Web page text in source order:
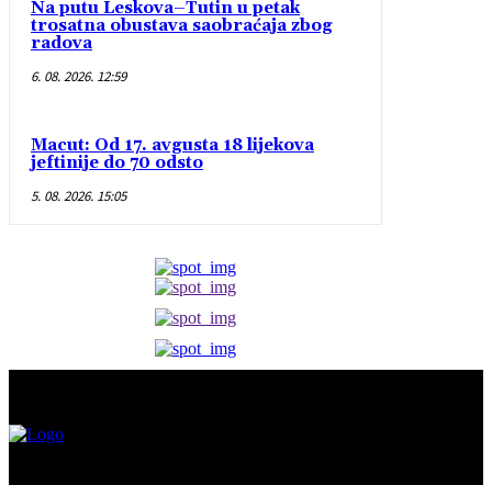
Na putu Leskova–Tutin u petak
trosatna obustava saobraćaja zbog
radova
6. 08. 2026. 12:59
Macut: Od 17. avgusta 18 lijekova
jeftinije do 70 odsto
5. 08. 2026. 15:05